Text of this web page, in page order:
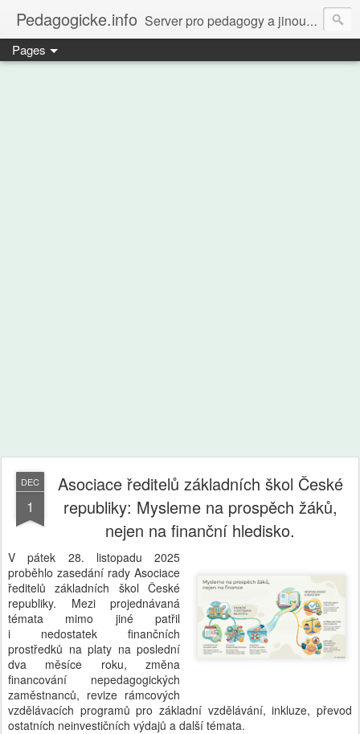
Pedagogicke.info Server pro pedagogy a jinou zvířenu
Pages
DEC
1
Asociace ředitelů základních škol České
republiky: Mysleme na prospěch žáků,
nejen na finanční hledisko.
V pátek 28. listopadu 2025
proběhlo zasedání rady Asociace
ředitelů základních škol České
republiky. Mezi projednávaná
témata mimo jiné patřil
i nedostatek finančních
prostředků na platy na poslední
dva měsíce roku, změna
financování nepedagogických
zaměstnanců, revize rámcových
vzdělávacích programů pro základní vzdělávání, inkluze, převod
ostatních neinvestičních výdajů a další témata.